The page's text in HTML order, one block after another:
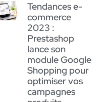
Tendances e-
commerce
2023 :
Prestashop
lance son
module Google
Shopping pour
optimiser vos
campagnes